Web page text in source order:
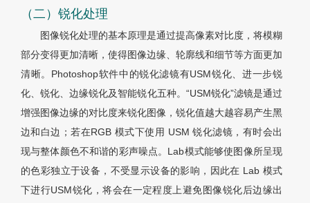
（二）锐化处理
图像锐化处理的基本原理是通过提高像素对比度，将模糊
部分变得更加清晰，使得图像边缘、轮廓线和细节等方面更加
清晰。Photoshop软件中的锐化滤镜有USM锐化、进一步锐
化、锐化、边缘锐化及智能锐化五种。“USM锐化”滤镜是通过
增强图像边缘的对比度来锐化图像，锐化值越大越容易产生黑
边和白边；若在RGB 模式下使用 USM 锐化滤镜，有时会出
现与整体颜色不和谐的彩声噪点。Lab模式能够使图像所呈现
的色彩独立于设备，不受显示设备的影响，因此在 Lab 模式
下进行USM锐化，将会在一定程度上避免图像锐化后边缘出